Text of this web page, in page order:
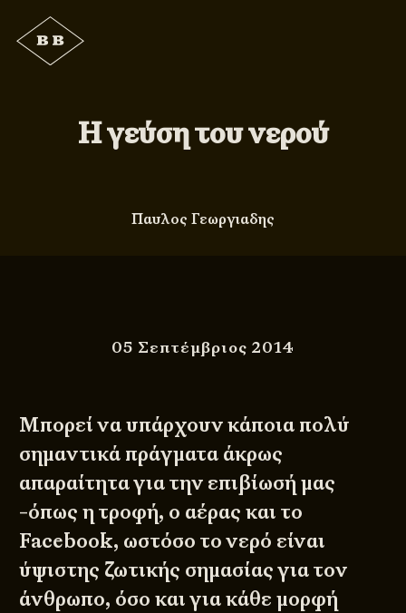
Η γεύση του νερού
Παυλος Γεωργιαδης
05 Σεπτέμβριος 2014
Μπορεί να υπάρχουν κάποια πολύ
σημαντικά πράγματα άκρως
απαραίτητα για την επιβίωσή μας
-όπως η τροφή, ο αέρας και το
Facebook, ωστόσο το νερό είναι
ύψιστης ζωτικής σημασίας για τον
άνθρωπο, όσο και για κάθε μορφή